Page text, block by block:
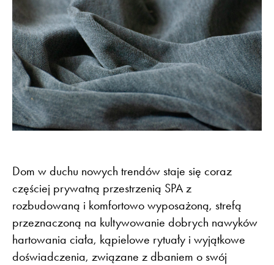
Dom w duchu nowych trendów staje się coraz
częściej prywatną przestrzenią SPA z
rozbudowaną i komfortowo wyposażoną, strefą
przeznaczoną na kultywowanie dobrych nawyków
hartowania ciała, kąpielowe rytuały i wyjątkowe
doświadczenia, związane z dbaniem o swój